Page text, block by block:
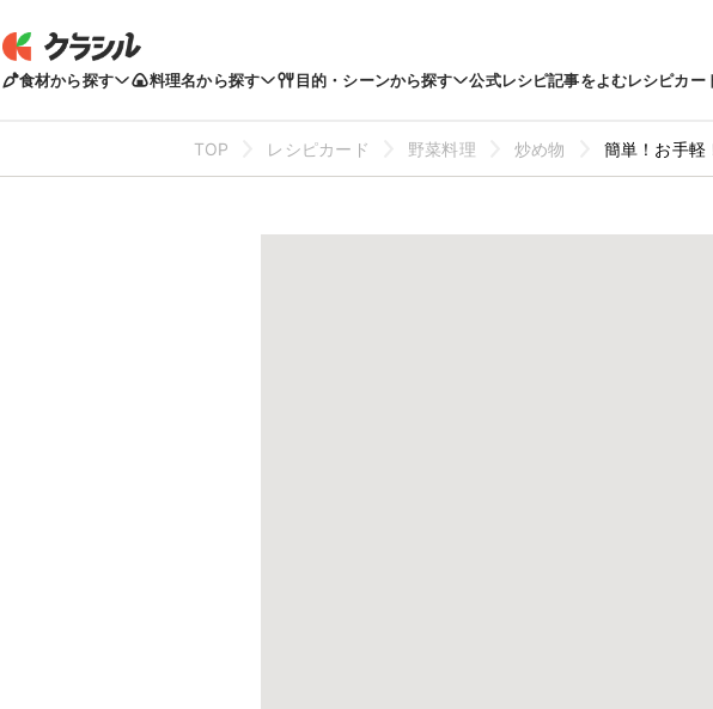
食材から探す 料理名から探す 目的・シーンから探す 公式レシピ記事をよむレシピカー
TOP レシピカード 野菜料理 炒め物 簡単！お手軽